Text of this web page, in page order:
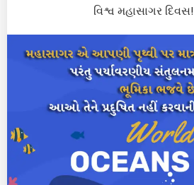
વિશ્વ મહાસાગર દિવસ!